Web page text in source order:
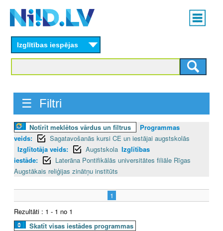
content
Main
menu
Izglītības iespējas
☰ Filtri
Notīrīt meklētos vārdus un filtrus
Programmas
veids:
Sagatavošanās kursi CE un iestājai augstskolās
Izglītotāja veids:
Augstskola Izglītības
iestāde:
Laterāna Pontifikālās universitātes filiāle Rīgas
Augstākais reliģijas zinātņu institūts
1
Rezultāti : 1 - 1 no 1
Skatīt visas iestādes programmas